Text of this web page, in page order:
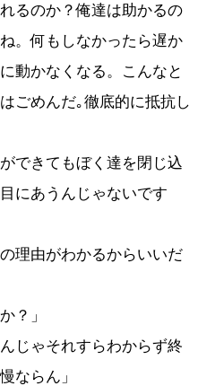
るのか？俺達は助かるの
。何もしなかったら遅か
動かなくなる。こんなと
ごめんだ｡徹底的に抵抗し
できてもぼく達を閉じ込
にあうんじゃないです
理由がわかるからいいだ
？」
じゃそれすらわからず終
ならん」